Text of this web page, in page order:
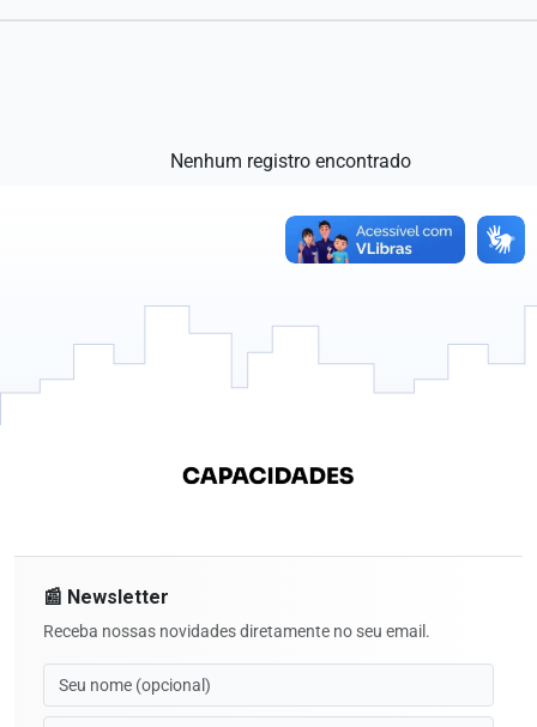
Nenhum registro encontrado
📰 Newsletter
Receba nossas novidades diretamente no seu email.